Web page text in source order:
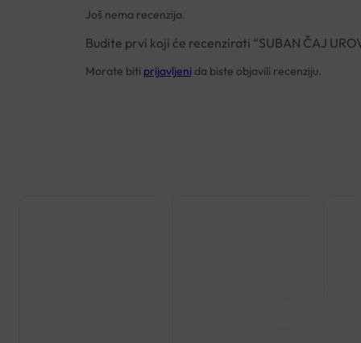
Još nema recenzija.
Budite prvi koji će recenzirati “SUBAN ČAJ
Morate biti prijavljeni da biste objavili recenziju.